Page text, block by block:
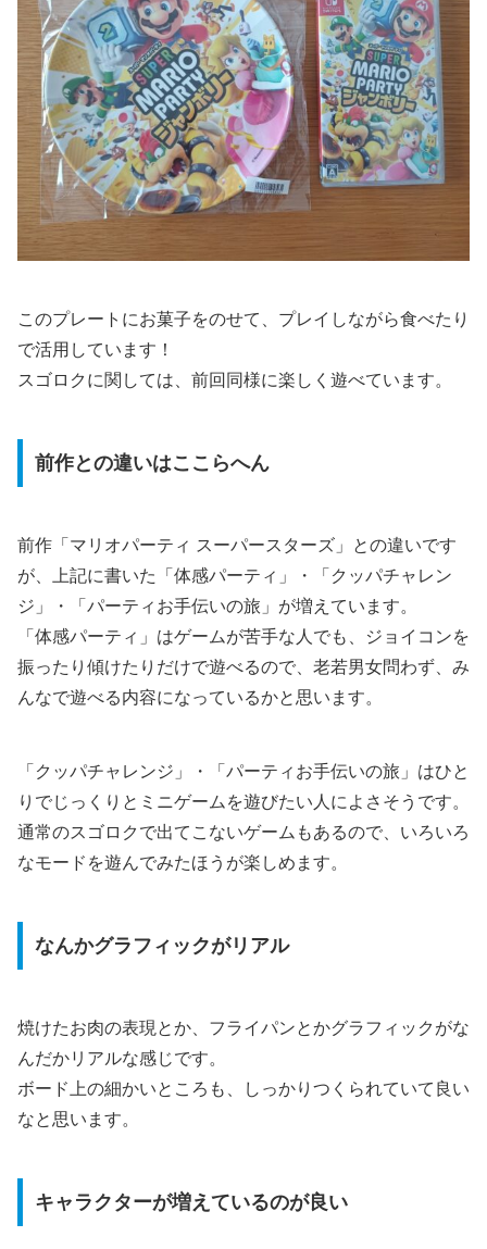
このプレートにお菓子をのせて、プレイしながら食べたり
で活用しています！
スゴロクに関しては、前回同様に楽しく遊べています。
前作との違いはここらへん
前作「マリオパーティ スーパースターズ」との違いです
が、上記に書いた「体感パーティ」・「クッパチャレン
ジ」・「パーティお手伝いの旅」が増えています。
「体感パーティ」はゲームが苦手な人でも、ジョイコンを
振ったり傾けたりだけで遊べるので、老若男女問わず、み
んなで遊べる内容になっているかと思います。
「クッパチャレンジ」・「パーティお手伝いの旅」はひと
りでじっくりとミニゲームを遊びたい人によさそうです。
通常のスゴロクで出てこないゲームもあるので、いろいろ
なモードを遊んでみたほうが楽しめます。
なんかグラフィックがリアル
焼けたお肉の表現とか、フライパンとかグラフィックがな
んだかリアルな感じです。
ボード上の細かいところも、しっかりつくられていて良い
なと思います。
キャラクターが増えているのが良い